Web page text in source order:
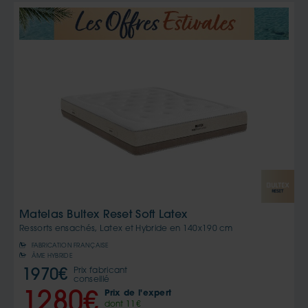
Matelas Bultex Reset Soft Latex
Ressorts ensachés, Latex et Hybride en 140x190 cm
FABRICATION FRANÇAISE
ÂME HYBRIDE
1970€
Prix fabricant
conseillé
Prix de l'expert
dont
€